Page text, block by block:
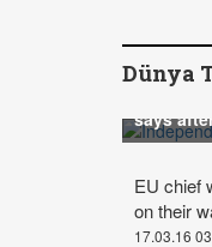
Dünya
secret
says
EU chief
on their
17.03.16